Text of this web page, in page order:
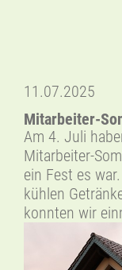
11.07.2025
Mitarbeiter-
Am 4. Juli
Mitarbeiter-
ein Fest es
kühlen
konnten wir